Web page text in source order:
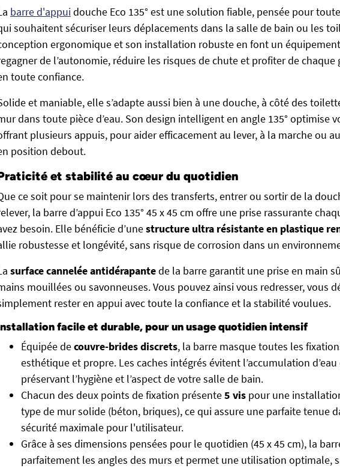
barre d'appuidouche Eco 135° est une solution fiable, pensée pour
souhaitent sécuriser leurs déplacements dans la salle de bain ou les
ergonomique et son installation robuste en font un
de l’autonomie, réduire les risques de chute et profiter de
toute confiance.
et maniable, elle s’adapte aussi bien à une douche, à côté des
dans toute pièce d’eau. Son design intelligent en angle 135° optimise
plusieurs appuis, pour aider efficacement au lever, à la marche ou
position debout.
et stabilité au cœur du quotidien
ce soit pour se maintenir lors des transferts, entrer ou sortir de la
la barre d’appui Eco 135° 45 x 45 cm offre une prise rassurante
besoin. Elle bénéficie d’unestructure ultra résistante en plastique
robustesse et longévité, sans risque de corrosion dans un
surface cannelée antidérapantede la barre garantit une prise en main
mouillées ou savonneuses. Vous pouvez ainsi vous redresser, vous
rester en appui avec toute la confiance et la stabilité voulues.
facile et durable, pour un usage quotidien intensif
Équipée decouvre-brides discrets, la barre masque toutes les
esthétique et propre. Les caches intégrés évitent l’accumulation
préservant l’hygiène et l’aspect de votre salle de bain.
Chacun des deux points de fixation présente5 vis pour une
type de mur solide (béton, briques), ce qui assure une parfaite tenue
sécurité maximale pour l'utilisateur.
Grâce à ses dimensions pensées pour le quotidien (45 x 45 cm), la
parfaitement les angles des murs et permet une utilisation optimale,